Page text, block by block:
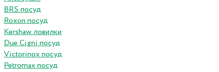
BRS посуд
Roxon посуд
Kershaw ловилки
Due Cigni посуд
Victorinox посуд
Petromax посуд